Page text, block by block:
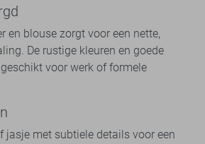
en blouse zorgt voor een nette,
De rustige kleuren en goede
voor werk of formele
jasje met subtiele details voor een